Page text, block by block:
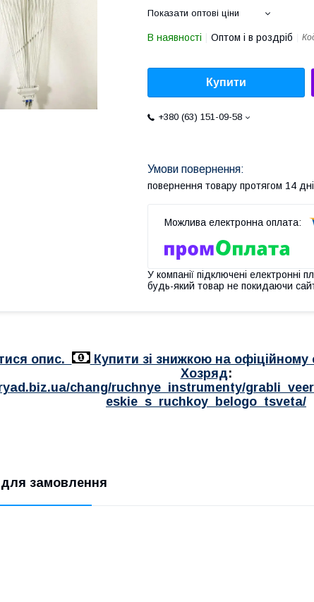
Показати оптові ціни
В наявності Оптом і в роздріб
Купити
+380 (63) 151-09-58
повернення товару протягом 14
У компанії підключені електронні
будь-який товар не покидаючи
опис.
Купити зі знижкою на офіційному
Хозряд:
chang/ruchnye_instrumenty/
eskie_s_ruchkoy_belogo_tsveta/
замовлення